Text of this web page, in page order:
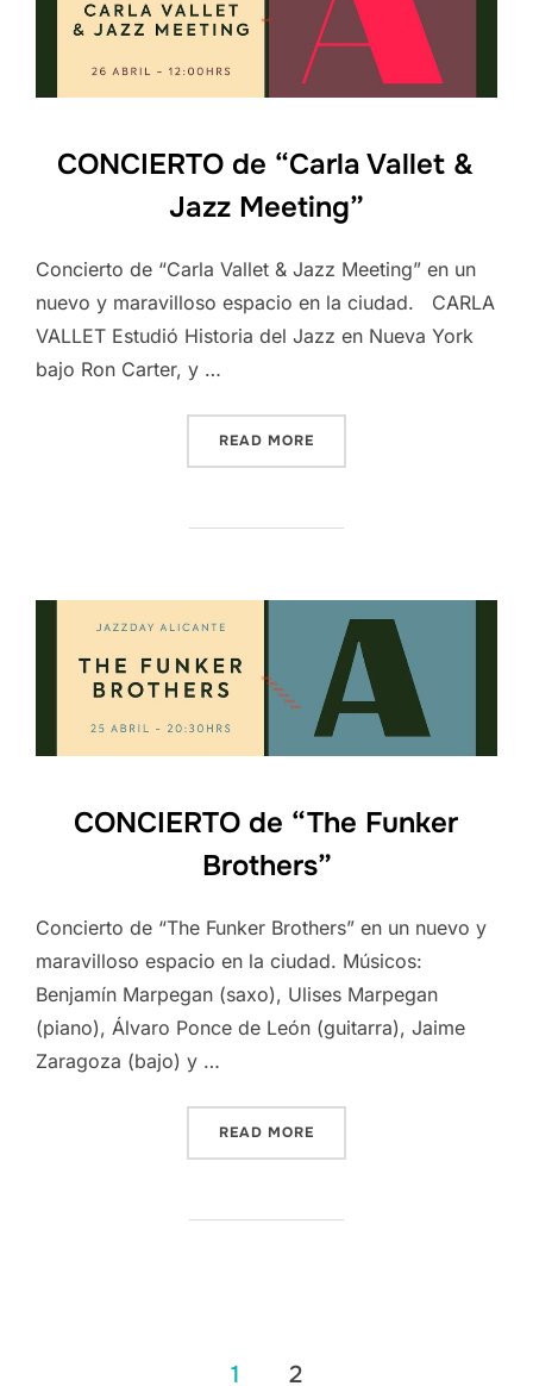
CONCIERTO de “Carla Vallet &
Jazz Meeting”
Concierto de “Carla Vallet & Jazz Meeting” en un
nuevo y maravilloso espacio en la ciudad. CARLA
VALLET Estudió Historia del Jazz en Nueva York
bajo Ron Carter, y …
READ MORE
CONCIERTO de “The Funker
Brothers”
Concierto de “The Funker Brothers” en un nuevo y
maravilloso espacio en la ciudad. Músicos:
Benjamín Marpegan (saxo), Ulises Marpegan
(piano), Álvaro Ponce de León (guitarra), Jaime
Zaragoza (bajo) y …
READ MORE
1 2